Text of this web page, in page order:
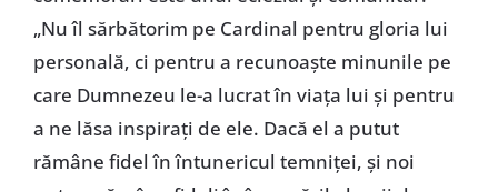
„Nu îl sărbătorim pe Cardinal pentru gloria lui
personală, ci pentru a recunoaște minunile pe
care Dumnezeu le-a lucrat în viața lui și pentru
a ne lăsa inspirați de ele. Dacă el a putut
rămâne fidel în întunericul temniței, și noi